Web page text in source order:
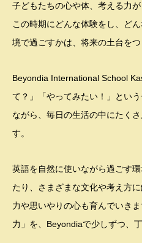
子どもたちの心や体、考える力が
この時期にどんな体験をし、ど
境で過ごすかは、将来の土台を
Beyondia International School
て？」「やってみたい！」とい
ながら、毎日の生活の中にたく
す。
英語を自然に使いながら過ごす
たり、さまざまな文化や考え方
力や思いやりの心も育んでいき
力」を、Beyondiaで少しずつ、